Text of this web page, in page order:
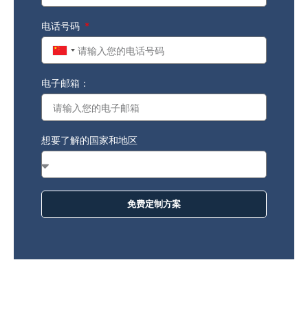
电话号码
China
电子邮箱：
想要了解的国家和地区
免费定制方案